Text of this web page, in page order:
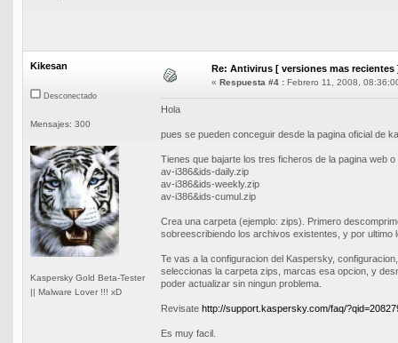
Kikesan
Desconectado
Mensajes: 300
Kaspersky Gold Beta-Tester
|| Malware Lover !!! xD
Re: Antivirus [ versiones mas recientes
« Respuesta #4 : Febrero 11, 2008,
Hola
pues se pueden conceguir desde la pagina oficial de
Tienes que bajarte los tres ficheros de la pagina web
av-i386&ids-daily.zip
av-i386&ids-weekly.zip
av-i386&ids-cumul.zip
Crea una carpeta (ejemplo: zips). Primero
sobreescribiendo los archivos existentes, y por ultimo
Te vas a la configuracion del Kaspersky,
seleccionas la carpeta zips, marcas esa opcion, y
poder actualizar sin ningun problema.
Revisate http://support.kaspersky.com/faq/
Es muy facil.